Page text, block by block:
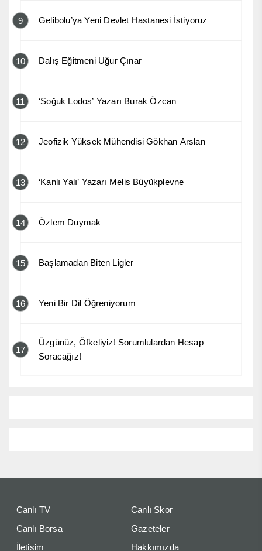
9 Gelibolu’ya Yeni Devlet Hastanesi İstiyoruz
10 Dalış Eğitmeni Uğur Çınar
11 ‘Soğuk Lodos’ Yazarı Burak Özcan
12 Jeofizik Yüksek Mühendisi Gökhan Arslan
13 ‘Kanlı Yalı’ Yazarı Melis Büyükplevne
14 Özlem Duymak
15 Başlamadan Biten Ligler
16 Yeni Bir Dil Öğreniyorum
17
Üzgünüz, Öfkeliyiz! Sorumlulardan Hesap
Soracağız!
Canlı TV
Canlı Skor
Canlı Borsa
Gazeteler
İletişim
Hakkımızda